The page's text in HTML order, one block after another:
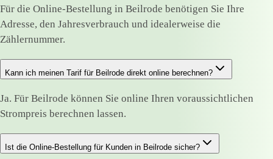
Für die Online-Bestellung in Beilrode benötigen Sie Ihre
Adresse, den Jahresverbrauch und idealerweise die
Zählernummer.
Kann ich meinen Tarif für Beilrode direkt online berechnen?
Ja. Für Beilrode können Sie online Ihren voraussichtlichen
Strompreis berechnen lassen.
Ist die Online-Bestellung für Kunden in Beilrode sicher?